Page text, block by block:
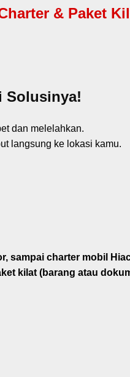
& Paket
Solusinya!
dan melelahkan.
langsung ke lokasi kamu.
, sampai charter mobil
kilat (barang atau